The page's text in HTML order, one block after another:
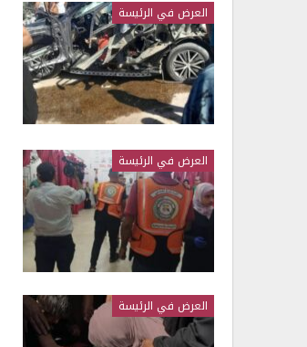
العرض في الرئيسة
العرض في الرئيسة
العرض في الرئيسة